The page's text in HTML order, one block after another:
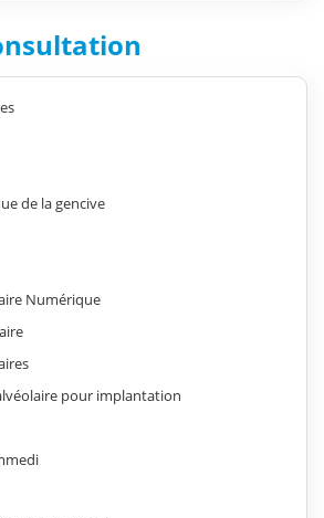
de la gencive
Numérique
pour implantation